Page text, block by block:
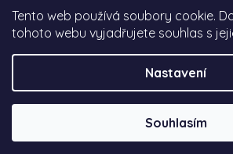
Tento web používá soubory cookie.
tohoto webu vyjadřujete souhlas s
Nastavení
Souhlasím
Přihlásit se
Copyright 2026Chardé. Všechna